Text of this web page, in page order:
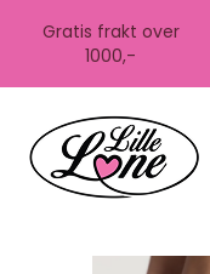
Gratis frakt over
1000,-